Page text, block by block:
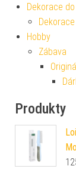
Dekorace
Hobby
Zábava
Produkty